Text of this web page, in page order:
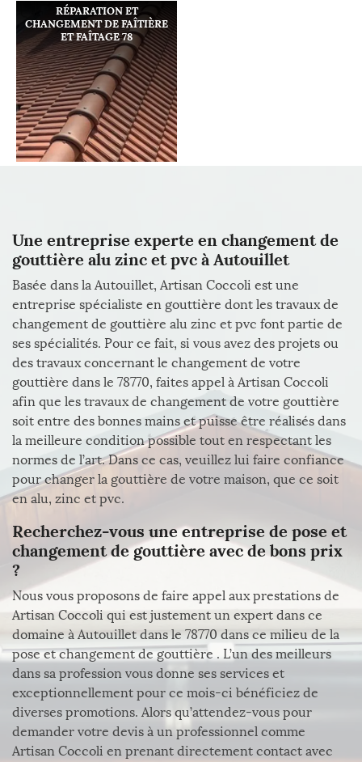
RÉPARATION ET
CHANGEMENT DE FAÎTIÈRE
ET FAÎTAGE 78
Une entreprise experte en changement de
gouttière alu zinc et pvc à Autouillet
Basée dans la Autouillet, Artisan Coccoli est une
entreprise spécialiste en gouttière dont les travaux de
changement de gouttière alu zinc et pvc font partie de
ses spécialités. Pour ce fait, si vous avez des projets ou
des travaux concernant le changement de votre
gouttière dans le 78770, faites appel à Artisan Coccoli
afin que les travaux de changement de votre gouttière
soit entre des bonnes mains et puisse être réalisés dans
la meilleure condition possible tout en respectant les
normes de l’art. Dans ce cas, veuillez lui faire confiance
pour changer la gouttière de votre maison, que ce soit
en alu, zinc et pvc.
Recherchez-vous une entreprise de pose et
changement de gouttière avec de bons prix
?
Nous vous proposons de faire appel aux prestations de
Artisan Coccoli qui est justement un expert dans ce
domaine à Autouillet dans le 78770 dans ce milieu de la
pose et changement de gouttière . L’un des meilleurs
dans sa profession vous donne ses services et
exceptionnellement pour ce mois-ci bénéficiez de
diverses promotions. Alors qu’attendez-vous pour
demander votre devis à un professionnel comme
Artisan Coccoli en prenant directement contact avec